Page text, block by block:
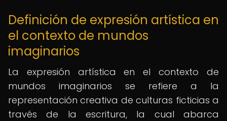
Definición de expresión artística en
el contexto de mundos
imaginarios
La expresión artística en el contexto de
mundos imaginarios se refiere a la
representación creativa de culturas ficticias a
través de la escritura, la cual abarca